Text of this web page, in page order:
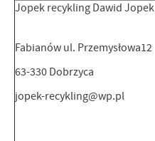
Jopek recykling Dawid Jopek
Fabianów ul. Przemysłowa12
63-330 Dobrzyca
jopek-recykling@wp.pl